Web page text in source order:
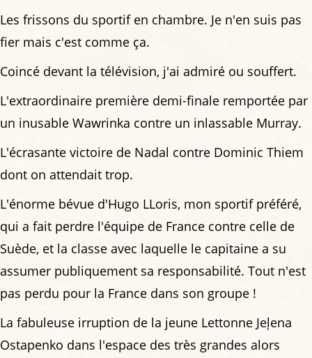
Les frissons du sportif en chambre. Je n'en suis pas
fier mais c'est comme ça.
Coincé devant la télévision, j'ai admiré ou souffert.
L'extraordinaire première demi-finale remportée par
un inusable Wawrinka contre un inlassable Murray.
L'écrasante victoire de Nadal contre Dominic Thiem
dont on attendait trop.
L'énorme bévue d'Hugo LLoris, mon sportif préféré,
qui a fait perdre l'équipe de France contre celle de
Suède, et la classe avec laquelle le capitaine a su
assumer publiquement sa responsabilité. Tout n'est
pas perdu pour la France dans son groupe !
La fabuleuse irruption de la jeune Lettonne Jeļena
Ostapenko dans l'espace des très grandes alors